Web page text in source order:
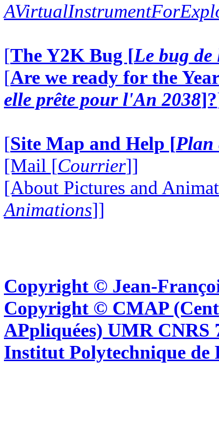
[The Y2K Bug [Le bug
[Are we ready for the
elle prête pour l'An 2038]?
[Site Map and Help [Plan
[Mail [Courrier]]
[About Pictures and
Animations]]
Copyright © Jean-
Copyright © CMAP
APpliquées) UMR CNRS
Institut Polytechnique de